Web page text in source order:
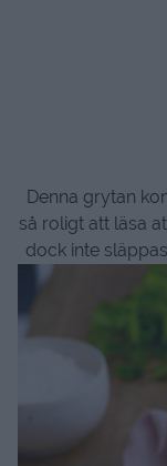
Denna grytan
så roligt att läsa
dock inte